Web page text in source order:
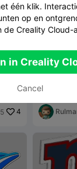
50
5 4
Tampa
lagen
printen
één klik.
op en
de Creality Cloud-
in Creality
Cancel